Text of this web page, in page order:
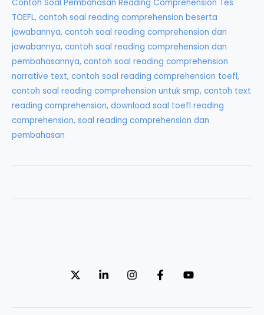
Reading
Comprehension
Tes
TOEFL
Contoh Soal Pembahasan Reading Comprehension Tes
TOEFL, contoh soal reading comprehension beserta
jawabannya, contoh soal reading comprehension dan
jawabannya, contoh soal reading comprehension dan
pembahasannya, contoh soal reading comprehension
narrative text, contoh soal reading comprehension toefl,
contoh soal reading comprehension untuk smp, contoh text
reading comprehension, download soal toefl reading
comprehension, soal reading comprehension dan
pembahasan